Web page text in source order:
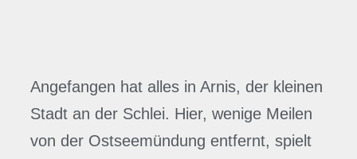
Angefangen hat alles in Arnis, der kleinen
Stadt an der Schlei. Hier, wenige Meilen
von der Ostseemündung entfernt, spielt